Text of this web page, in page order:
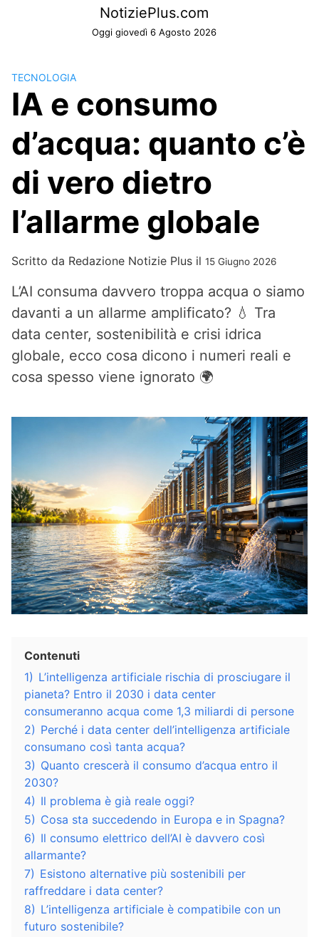
NotiziePlus.com
Oggi giovedì 6 Agosto 2026
TECNOLOGIA
IA e consumo
d’acqua: quanto c’è
di vero dietro
l’allarme globale
Scritto da Redazione Notizie Plus il 15 Giugno 2026
L’AI consuma davvero troppa acqua o siamo
davanti a un allarme amplificato? 💧 Tra
data center, sostenibilità e crisi idrica
globale, ecco cosa dicono i numeri reali e
cosa spesso viene ignorato 🌍
Contenuti
1) L’intelligenza artificiale rischia di prosciugare il
pianeta? Entro il 2030 i data center
consumeranno acqua come 1,3 miliardi di persone
2) Perché i data center dell’intelligenza artificiale
consumano così tanta acqua?
3) Quanto crescerà il consumo d’acqua entro il
2030?
4) Il problema è già reale oggi?
5) Cosa sta succedendo in Europa e in Spagna?
6) Il consumo elettrico dell’AI è davvero così
allarmante?
7) Esistono alternative più sostenibili per
raffreddare i data center?
8) L’intelligenza artificiale è compatibile con un
futuro sostenibile?